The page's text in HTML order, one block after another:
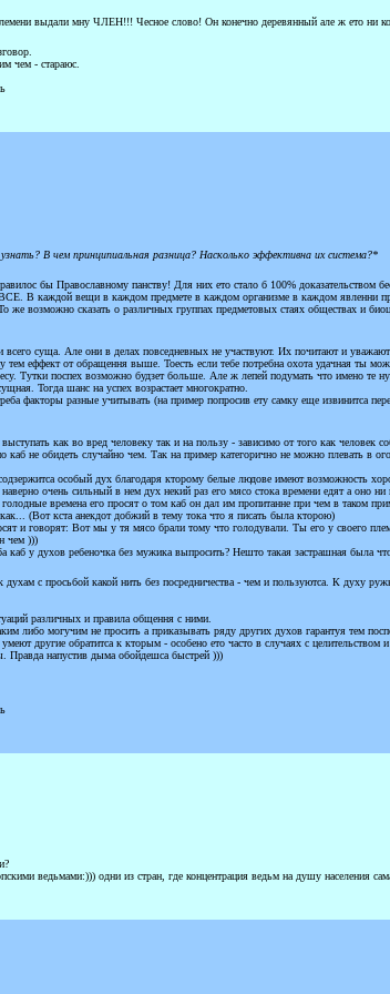
выдали мну ЧЛЕН!!! Чесное слово! Он конечно деревянный але ж ето ни
чем - стараюс.
В чем принципиальная разница? Насколько эффективна их система?*
бы Православному панству! Для них ето стало б 100% доказательством
В каждой вещи в каждом предмете в каждом организме в каждом явленни
же возможно сказать о различных группах предметовых стаях обществах и
суща. Але они в делах повседневных не участвуют. Их почитают и
еффект от обращення выше. Тоесть если тебе потребна охота удачная ты
Тутки поспех возможно будзет больше. Але ж лепей подумать что имено те
Тогда шанс на успех возрастает многократно.
факторы разные учитывать (на пример попросив ету самку еще извинитса
как во вред человеку так и на пользу - зависимо от того как
каб не обидеть случайно чем. Так на пример категорично не можно плевать в
особый дух благодаря кторому белые людове имеют возможность
очень сильный в нем дух некий раз его мясо стока времени едят а оно ни
времена его просят о том каб он дал им пропитанне при чем в таком
(Вот кста анекдот добжий в тему тока что я писать была кторою)
и говорят: Вот мы у тя мясо брали тому что голодували. Ты его у своего
чем )))
у духов ребеночка без мужика выпросить? Нешто такая застрашная была
с просьбой какой нить без посредничества - чем и пользуютса. К духу
различных и правила общення с ними.
либо могучим не просить а приказывать ряду других духов гарантуя тем
другие обратитса к кторым - особено ето часто в случаях с целительством
Правда напустив дыма обойдешса быстрей )))
ведьмами:))) одни из стран, где концентрация ведьм на душу населения